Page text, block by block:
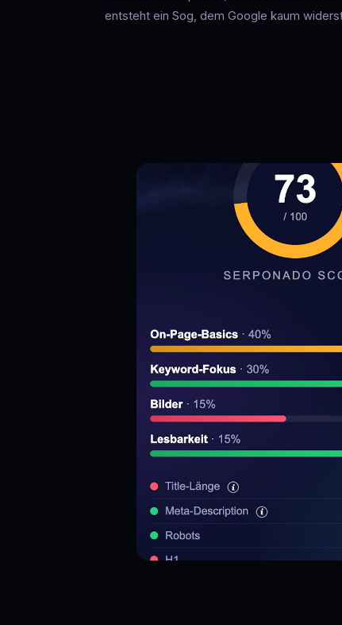
entsteht ein Sog, dem Google kaum